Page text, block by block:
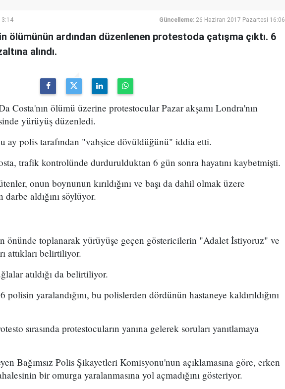
Güncelleme: 26 Haziran 2017 Pazartesi 16:06
ölümünün ardından düzenlenen protestoda çatışma çıktı. 6
alındı.
Costa'nın ölümü üzerine protestocular Pazar akşamı Londra'nın
yürüyüş düzenledi.
ay polis tarafından "vahşice dövüldüğünü" iddia etti.
trafik kontrolünde durdurulduktan 6 gün sonra hayatını kaybetmişti.
onun boynunun kırıldığını ve başı da dahil olmak üzere
aldığını söylüyor.
önünde toplanarak yürüyüşe geçen göstericilerin "Adalet İstiyoruz" ve
attıkları belirtiliyor.
atıldığı da belirtiliyor.
yaralandığını, bu polislerden dördünün hastaneye kaldırıldığını
sırasında protestocuların yanına gelerek soruları yanıtlamaya
Bağımsız Polis Şikayetleri Komisyonu'nun açıklamasına göre, erken
bir omurga yaralanmasına yol açmadığını gösteriyor.